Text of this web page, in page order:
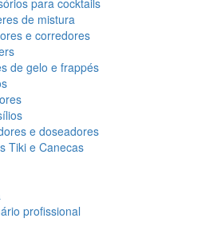
para cocktails
de mistura
e corredores
de gelo e frappés
e doseadores
Tiki e Canecas
profissional